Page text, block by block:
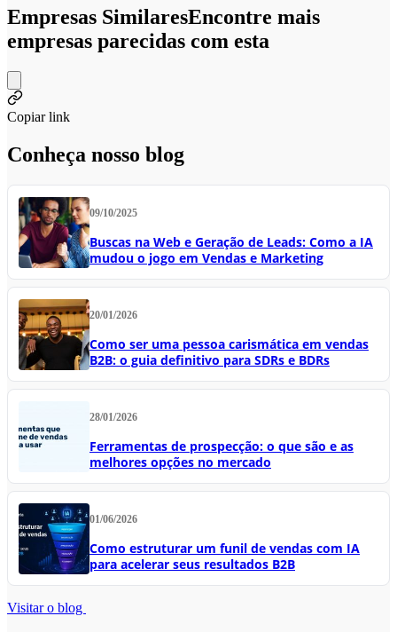
Empresas SimilaresEncontre mais
empresas parecidas com esta
Copiar link
Conheça nosso blog
09/10/2025
Buscas na Web e Geração de Leads: Como a IA
mudou o jogo em Vendas e Marketing
20/01/2026
Como ser uma pessoa carismática em vendas
B2B: o guia definitivo para SDRs e BDRs
28/01/2026
Ferramentas de prospecção: o que são e as
melhores opções no mercado
01/06/2026
Como estruturar um funil de vendas com IA
para acelerar seus resultados B2B
Visitar o blog